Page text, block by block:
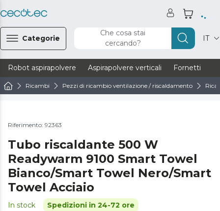
Categorie
Che cosa stai
cercando?
IT
Robot aspirapolvere Aspirapolvere verticali Fornetti
Ricambi Pezzi di ricambio ventilazione / riscaldamento
Riferimento: 92363
Tubo riscaldante 500 W
Readywarm 9100 Smart Towel
Bianco/Smart Towel Nero/Smart
Towel Acciaio
In stock Spedizioni in 24-72 ore